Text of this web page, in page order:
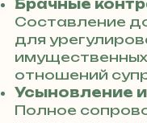
Брачные
Составление
для
имущественных
отношений
Усыновление
Полное